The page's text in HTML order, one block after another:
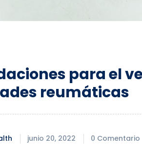
para el
reumáticas
junio 20, 2022 0 Comentario